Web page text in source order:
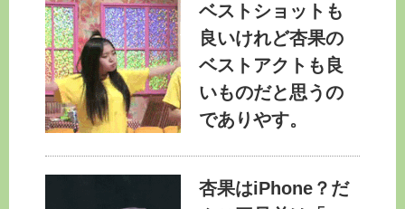
ベストショットも
良いけれど杏果の
ベストアクトも良
いものだと思うの
でありやす。
杏果はiPhone？だ